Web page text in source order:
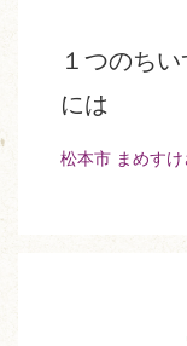
１つのち
には
松本市 まめすけ